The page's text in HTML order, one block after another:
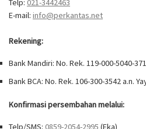
Telp: 021-3442463
E-mail: info@perkantas.net
Rekening:
Bank Mandiri: No. Rek. 119-000-5040-
Bank BCA: No. Rek. 106-300-3542 a.n.
Konfirmasi persembahan melalui:
Telp/SMS: 0859-2054-2995 (Eka)